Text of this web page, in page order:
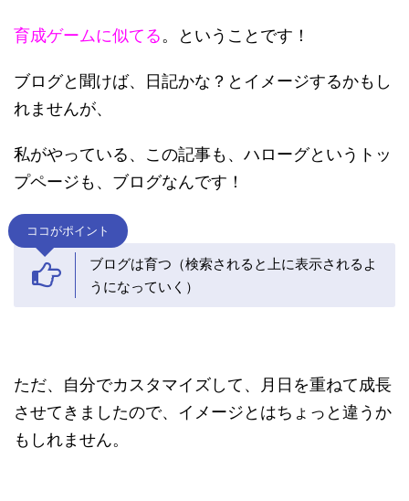
育成ゲームに似てる。ということです！
ブログと聞けば、日記かな？とイメージするかもし
れませんが、
私がやっている、この記事も、ハローグというトッ
プページも、ブログなんです！
ココがポイント
ブログは育つ（検索されると上に表示されるよ
うになっていく）
ただ、自分でカスタマイズして、月日を重ねて成長
させてきましたので、イメージとはちょっと違うか
もしれません。